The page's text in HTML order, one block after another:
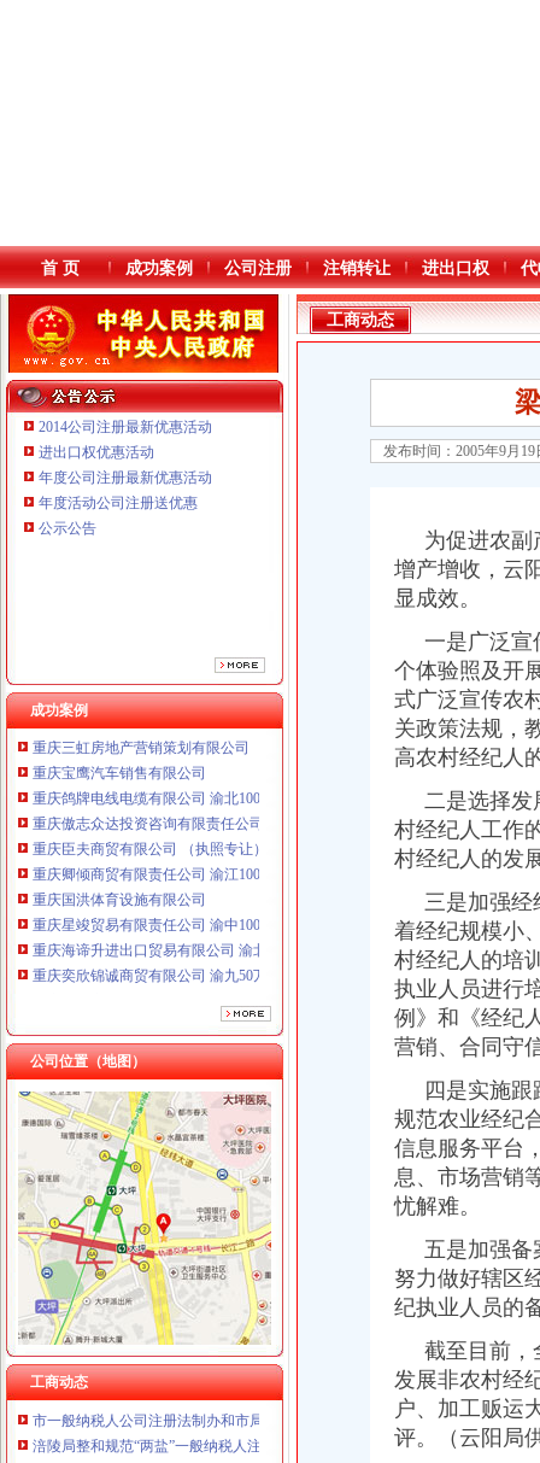
本站导航
首 页 成功案例 公司注册 注销转让 进出口权
2014公司注册最新优惠活动
进出口权优惠活动
年度公司注册最新优惠活动
年度活动公司注册送优惠
公示公告
成功案例
重庆鸽牌电线电缆有限公司 渝北10010万 (进出口权)
重庆傲志众达投资咨询有限责任公司 渝九1000万 （增资）
重庆海谛升进出口贸易有限公司 渝北100万 （进出口权）
重庆奕欣锦诚商贸有限公司 渝九50万 （工商注册）
重庆信同广告有限公司 渝沙50万 （工商注册）
重庆三虹房地产营销策划有限公司
重庆宝鹰汽车销售有限公司
重庆鸽牌电线电缆有限公司 渝北10010万 (进出口权)
重庆傲志众达投资咨询有限责任公司 渝九1000万 （增资）
重庆臣夫商贸有限公司 （执照专让）
重庆卿倾商贸有限责任公司 渝江100万 （工商注册）
重庆国洪体育设施有限公司
重庆星竣贸易有限责任公司 渝中100万 （进出口权）
重庆海谛升进出口贸易有限公司 渝北100万 （进出口权）
重庆奕欣锦诚商贸有限公司 渝九50万 （工商注册）
重庆信同广告有限公司 渝沙50万 （工商注册）
重庆三虹房地产营销策划有限公司
重庆宝鹰汽车销售有限公司
公司位置（地图）
工商动态
工商动态
江津局代办一般纳税人四个坚持狠抓机关作风建设
巴南局认真达全市一般纳税人认定标准工商工作会议精
李晞朦副局怎么注册一般纳税人长到大渡口局视察总局现场研讨会准备况
巴南区工商分局一般纳税人公司条件积推行局务公开
万州区实施媒体广告行政告诫制度
南岸区工商分局大力开展废旧金属收购市一般纳税人认定标准场专项整
涪陵区工商分局一般纳税人怎么交税正式对网络广告实施监管
九龙坡区工商分局认真贯彻落实全市一般纳税人公司条件工商工作会议精
市一般纳税人公司注册法制办和市局召开座谈会讨加快和推进中介行业立法工作
涪陵局整和规范“两盐”一般纳税人注册流程市场秩序
万盛局认真贯彻市一般纳税人认定标准委二届九次全委会精
工商动态
发布时间：2005年9月
为促进农副
增产增收，云
显成效。
一是广泛宣
个体验照及开
式广泛宣传农
关政策法规，
高农村经纪人
二是选择发
村经纪人工作
村经纪人的发
三是加强经
着经纪规模小
村经纪人的培
执业人员进行
例》和《经纪
营销、合同守
四是实施跟
规范农业经纪
信息服务平台
息、市场营销
忧解难。
五是加强备
努力做好辖区
纪执业人员的
截至目前，
发展非农村经
户、加工贩运
评。（云阳局